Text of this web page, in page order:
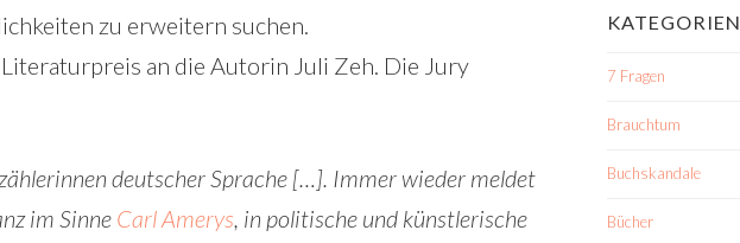
zu erweitern suchen.
an die Autorin Juli Zeh. Die Jury
deutscher Sprache […]. Immer wieder meldet
im Sinne Carl Amerys, in politische und künstlerische
KATEGORIEN
7 Fragen
Brauchtum
Buchskandale
Bücher